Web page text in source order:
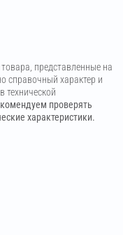
представленные на
справочный характер и
технической
проверять
характеристики.